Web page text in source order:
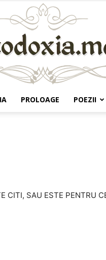
PROLOAGE POEZII
CITI, SAU ESTE PENTRU